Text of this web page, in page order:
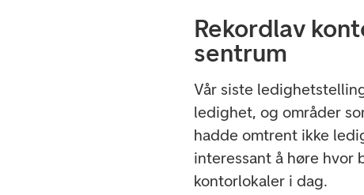
Rekordlav
sentrum
Vår siste
ledighet, og områder
hadde omtrent ikke
interessant å høre hvor
kontorlokaler i dag.